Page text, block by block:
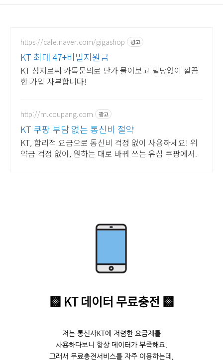
https://cafe.naver.com/gigashop 광고
KT 최대 47+비밀지원금
KT 성지로써 카톡문의로 단가 물어보고 밀당없이 깔끔
한 가입 자부합니다!
http://m.coupang.com 광고
KT 쿠팡 부담 없는 통신비 절약
KT, 합리적 요금으로 통신비 걱정 없이 사용하세요! 위
약금 걱정 없이, 원하는 대로 바꿔 쓰는 유심 쿠팡에서.
▩ KT 데이터 무료충전 ▩
저는 통신사KT에 저렴한 요금제를
사용하다보니 항상 데이터가 부족해요.
그래서 무료충전서비스를 자주 이용하는데,